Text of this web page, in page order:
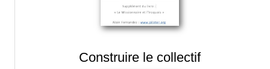
Construire le collectif